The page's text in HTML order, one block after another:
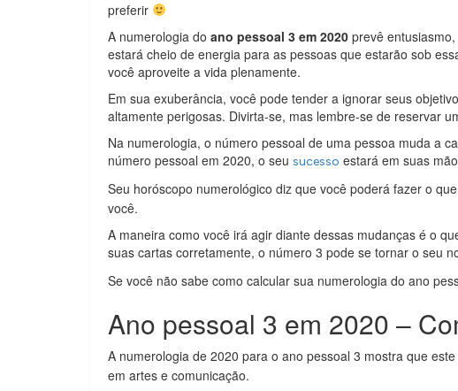
preferir
A numerologia do ano pessoal 3 em 2020 prevê
estará cheio de energia para as pessoas que estarão sob
você aproveite a vida plenamente.
Em sua exuberância, você pode tender a ignorar seus
altamente perigosas. Divirta-se, mas lembre-se de reservar
Na numerologia, o número pessoal de uma pessoa muda a
número pessoal em 2020, o seu sucesso estará em suas
Seu horóscopo numerológico diz que você poderá fazer o
você.
A maneira como você irá agir diante dessas mudanças é o
suas cartas corretamente, o número 3 pode se tornar o seu
Se você não sabe como calcular sua numerologia do ano
Ano pessoal 3 em 2020 –
A numerologia de 2020 para o ano pessoal 3 mostra que
em artes e comunicação.